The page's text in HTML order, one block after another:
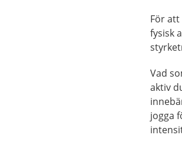
För
fysisk
Vad
aktiv
jogga